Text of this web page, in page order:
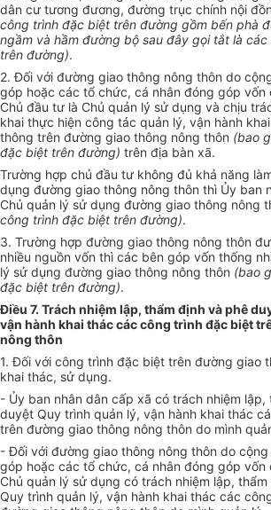
dân cư tương đương, đường trục chính nội
công trình đặc biệt trên đường gồm bến phà
ngầm và hầm đường bộ sau đây gọi tắt là
trên đường).
2. Đối với đường giao thông nông thôn do
góp hoặc các tổ chức, cá nhân đóng góp
Chủ đầu tư là Chủ quản lý sử dụng và chịu
khai thực hiện công tác quản lý, vận hành
thông trên đường giao thông nông thôn (bao
đặc biệt trên đường) trên địa bàn xã.
Trường hợp chủ đầu tư không đủ khả năng
dụng đường giao thông nông thôn thì Ủy ban
Chủ quản lý sử dụng đường giao thông nông
công trình đặc biệt trên đường).
3. Trường hợp đường giao thông nông thôn
nhiều nguồn vốn thì các bên góp vốn thống
lý sử dụng đường giao thông nông thôn (bao
đặc biệt trên đường).
Điều 7. Trách nhiệm lập, thẩm định và phê
vận hành khai thác các công trình đặc biệt
nông thôn
1. Đối với công trình đặc biệt trên đường giao
khai thác, sử dụng.
- Ủy ban nhân dân cấp xã có trách nhiệm lập,
duyệt Quy trình quản lý, vận hành khai thác
trên đường giao thông nông thôn do mình
- Đối với đường giao thông nông thôn do
góp hoặc các tổ chức, cá nhân đóng góp
Chủ quản lý sử dụng có trách nhiệm lập,
Quy trình quản lý, vận hành khai thác các